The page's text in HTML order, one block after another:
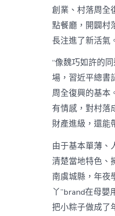
創業、村落周全
點餐廳，開闢村
長注進了新活氣
“像魏巧如許的
場，習近平總書
周全復興的基本
有情感，對村落
財產進級，還能
由于基本單薄、
清楚當地特色、
南虞城縣，年夜
丫”brand在母
把小粽子做成了